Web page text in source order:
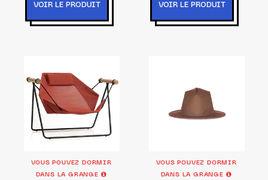
VOIR LE PRODUIT VOIR LE PRODUIT
VOUS POUVEZ DORMIR
DANS LA GRANGE
VOUS POUVEZ DORMIR
DANS LA GRANGE